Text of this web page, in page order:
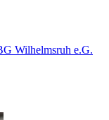
Wilhelmsruh e.G.